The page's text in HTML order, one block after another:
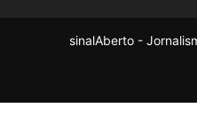
sinalAberto -